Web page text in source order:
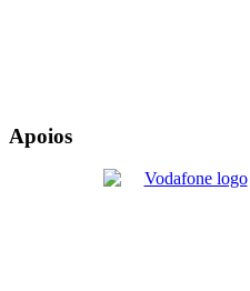
Apoios